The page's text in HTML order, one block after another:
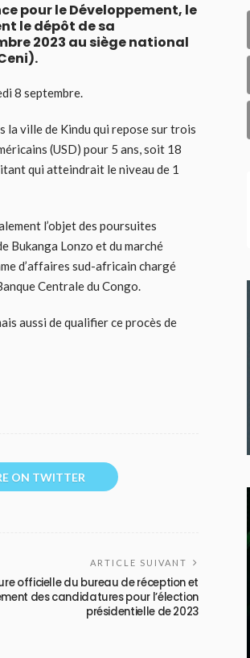
pour le Développement, le
le dépôt de sa
2023 au siège national
8 septembre.
la ville de Kindu qui repose sur trois
(USD) pour 5 ans, soit 18
qui atteindrait le niveau de 1
l’objet des poursuites
Bukanga Lonzo et du marché
d’affaires sud-africain chargé
Centrale du Congo.
aussi de qualifier ce procès de
ON TWITTER
ARTICLE SUIVANT
officielle du bureau de réception et
des candidatures pour l’élection
présidentielle de 2023